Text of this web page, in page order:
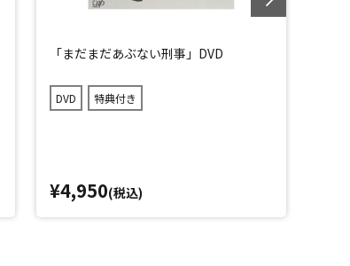
「まだまだあぶない刑事」DVD
DVD 特典付き
¥4,950(税込)